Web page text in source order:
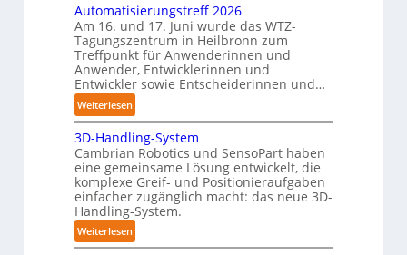
n
g
a
u
c
h
r
o
b
o
t
e
r
e
n
p
e
r
C
o
b
o
t
A
Z
ü
r
i
c
h
:
T
r
e
f
f
p
u
Automatisierungstreff 2026
Am 16. und 17. Juni wurde das WTZ-
Tagungszentrum in Heilbronn zum
Treffpunkt für Anwenderinnen und
Anwender, Entwicklerinnen und
Entwickler sowie Entscheiderinnen und…
Weiterlesen:
A
u
t
o
m
a
t
i
3D-Handling-System
Cambrian Robotics und SensoPart haben
eine gemeinsame Lösung entwickelt, die
komplexe Greif- und Positionieraufgaben
einfacher zugänglich macht: das neue 3D-
Handling-System.
Weiterlesen:
3